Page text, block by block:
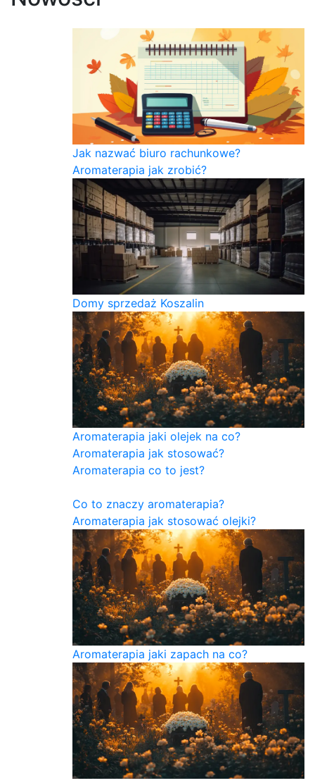
Jak nazwać biuro rachunkowe?
Aromaterapia jak zrobić?
Domy sprzedaż Koszalin
Aromaterapia jaki olejek na co?
Aromaterapia jak stosować?
Aromaterapia co to jest?
Co to znaczy aromaterapia?
Aromaterapia jak stosować olejki?
Aromaterapia jaki zapach na co?